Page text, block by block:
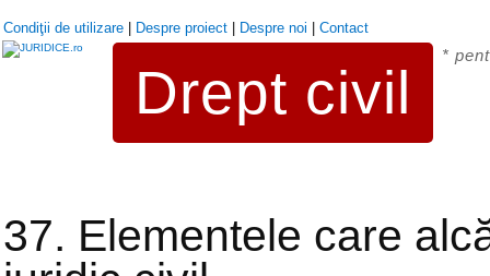
Condiţii de utilizare| Despre proiect| Despre noi Contact
Drept civil
*
37. Elementele care